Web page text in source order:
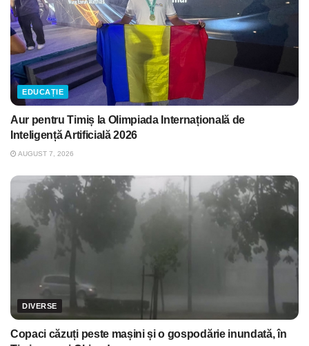
EDUCAȚIE
Aur pentru Timiș la Olimpiada Internațională de
Inteligență Artificială 2026
AUGUST 7, 2026
DIVERSE
Copaci căzuți peste mașini și o gospodărie inundată, în